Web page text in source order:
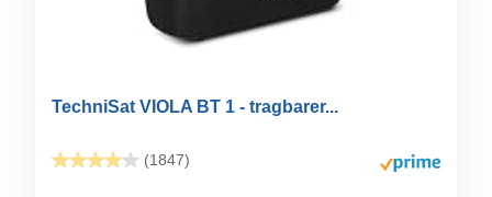
TechniSat VIOLA BT 1 - tragbarer...
(1847)